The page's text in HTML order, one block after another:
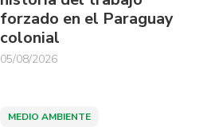
forzado en el Paraguay
colonial
05/08/2026
MEDIO AMBIENTE